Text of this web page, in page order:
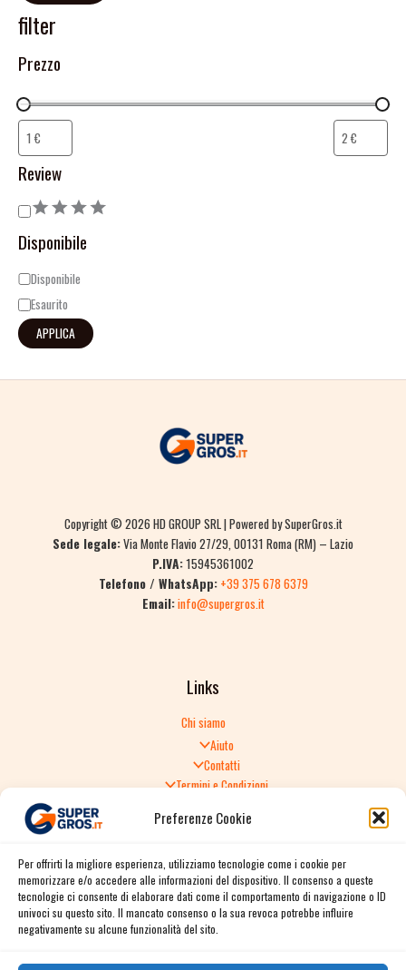
Preferenze Cookie
Per offrirti la migliore esperienza, utilizziamo tecnologie come i cookie per
memorizzare e/o accedere alle informazioni del dispositivo. Il consenso a queste
tecnologie ci consente di elaborare dati come il comportamento di navigazione o ID
univoci su questo sito. Il mancato consenso o la sua revoca potrebbe influire
negativamente su alcune funzionalità del sito.
filter
Prezzo
Review
Disponibile
Disponibile
Esaurito
APPLICA
Copyright © 2026 HD GROUP SRL | Powered by SuperGros.it
Sede legale:Via Monte Flavio 27/29, 00131 Roma (RM) – Lazio
P.IVA:15945361002
Telefono / WhatsApp: +39 375 678 6379
Email:info@supergros.it
Links
Chi siamo
Aiuto
Contatti
Termini e Condizioni
Politica di Reso
Spedizione e consegna
Informativa sulla Privacy
Cookie Policy